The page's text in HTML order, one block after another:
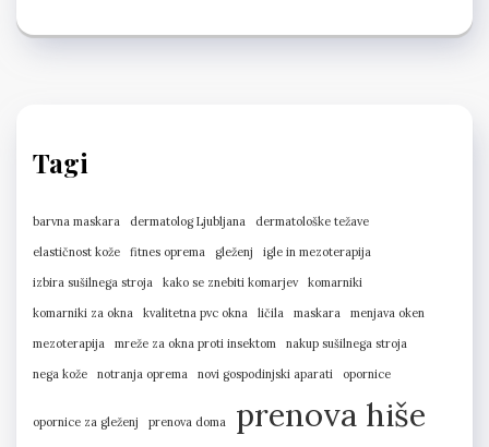
Tagi
barvna maskara dermatolog Ljubljana
dermatološke težave
elastičnost kože
fitnes oprema gleženj
igle in mezoterapija
izbira sušilnega stroja
kako se znebiti komarjev
komarniki
komarniki za okna
kvalitetna pvc okna ličila maskara
menjava oken
mezoterapija
mreže za okna proti insektom
nakup sušilnega stroja
nega kože
notranja oprema novi gospodinjski aparati opornice
opornice za gleženj prenova doma prenova hiše